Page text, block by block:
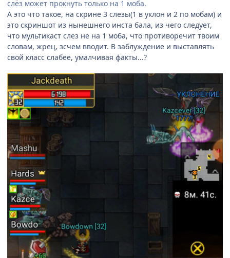
слёз может прокнуть только на 1 моба.
А это что такое, на скрине 3 слезы(1 в уклон и 2 по мобам) и
это скриншот из нынешнего инста бала, из чего следует,
что мультикаст слез не на 1 моба, что противоречит твоим
словам, жрец, зсчем вводит. В заблуждение и выставлять
свой класс слабее, умалчивая факты...?